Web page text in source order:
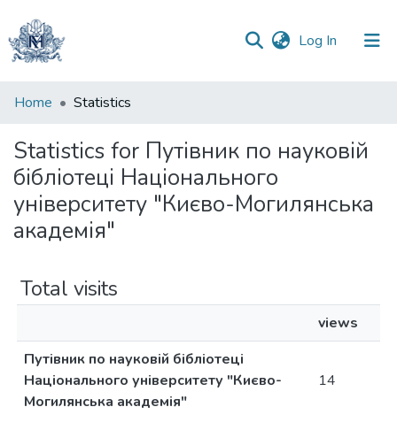
Log In (current)
Communities
Collections
All of DSpace
Home Statistics
Statistics for Путівник по науковій
бібліотеці Національного
університету "Києво-Могилянська
академія"
Total visits
views
Путівник по науковій бібліотеці
Національного університету "Києво-
Могилянська академія"
14